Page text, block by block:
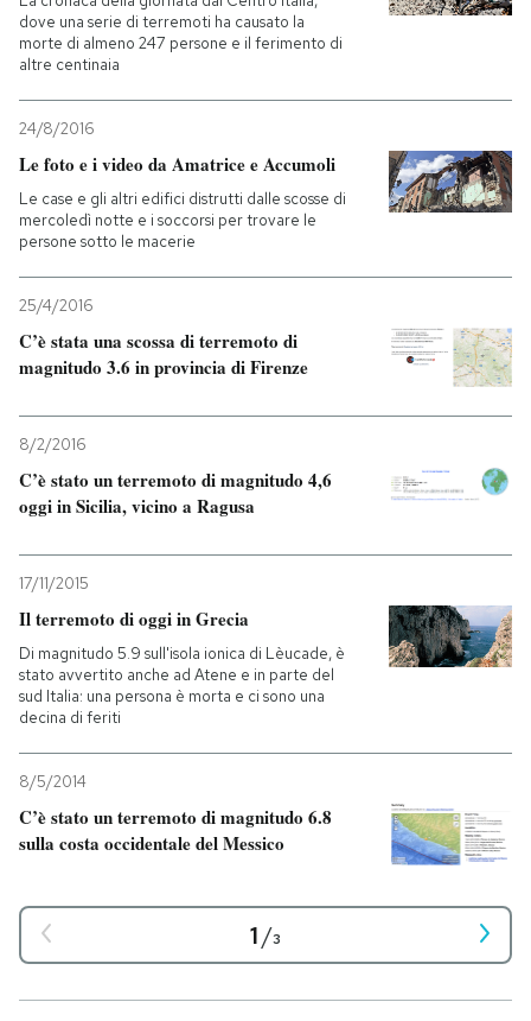
dove una serie di terremoti ha causato la
morte di almeno 247 persone e il ferimento di
altre centinaia
24/8/2016
Le foto e i video da Amatrice e Accumoli
Le case e gli altri edifici distrutti dalle scosse di
mercoledì notte e i soccorsi per trovare le
persone sotto le macerie
25/4/2016
C’è stata una scossa di terremoto di
magnitudo 3.6 in provincia di Firenze
8/2/2016
C’è stato un terremoto di magnitudo 4,6
oggi in Sicilia, vicino a Ragusa
17/11/2015
Il terremoto di oggi in Grecia
Di magnitudo 5.9 sull'isola ionica di Lèucade, è
stato avvertito anche ad Atene e in parte del
sud Italia: una persona è morta e ci sono una
decina di feriti
8/5/2014
C’è stato un terremoto di magnitudo 6.8
sulla costa occidentale del Messico
1/3